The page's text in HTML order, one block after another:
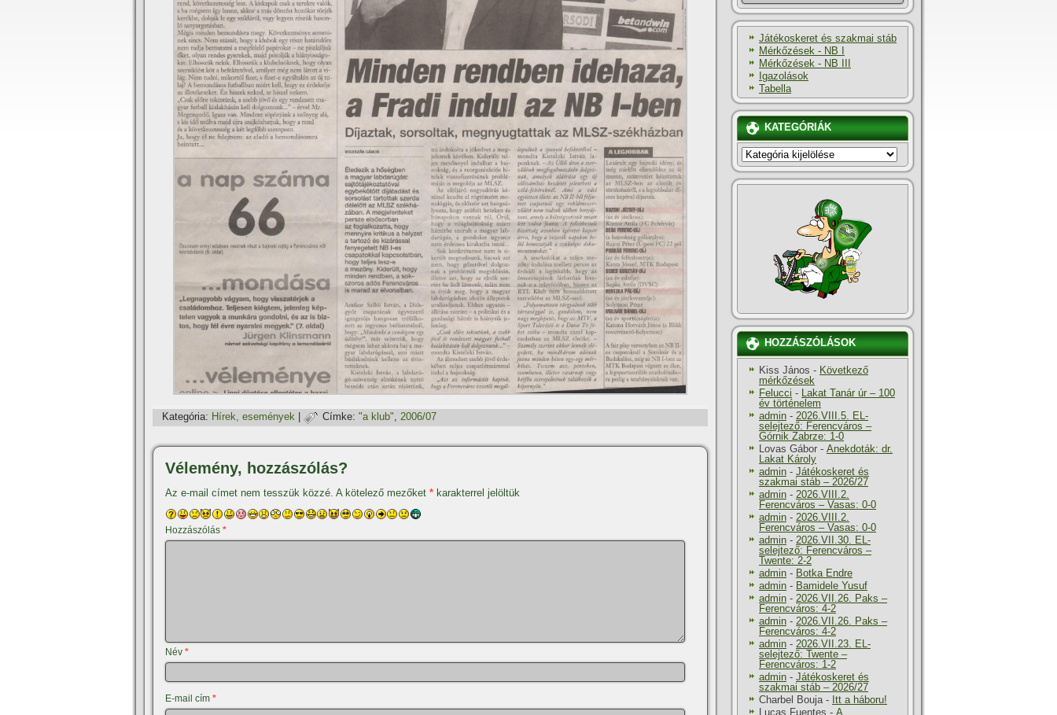
Kategória: Hí­rek, események Címke: "a klub", 2006/07
Vélemény, hozzászólás?
Az e-mail címet nem tesszük közzé. A kötelező mezőket * karakterrel jelöltük
Hozzászólás *
Név *
E-mail cím *
Játékoskeret és szakmai stáb
Mérkőzések - NB I
Mérkőzések - NB III
Igazolások
Tabella
KATEGÓRIÁK
KATEGÓRIÁK
HOZZÁSZÓLÁSOK
Kiss János - Következő
mérkőzések
Felucci - Lakat Tanár úr – 100
év történelem
admin - 2026.VIII.5. EL-
selejtező: Ferencváros –
Górnik Zabrze: 1-0
Lovas Gábor - Anekdoták: dr.
Lakat Károly
admin - Játékoskeret és
szakmai stáb – 2026/27
admin - 2026.VIII.2.
Ferencváros – Vasas: 0-0
admin - 2026.VIII.2.
Ferencváros – Vasas: 0-0
admin - 2026.VII.30. EL-
selejtező: Ferencváros –
Twente: 2-2
admin - Botka Endre
admin - Bamidele Yusuf
admin - 2026.VII.26. Paks –
Ferencváros: 4-2
admin - 2026.VII.26. Paks –
Ferencváros: 4-2
admin - 2026.VII.23. EL-
selejtező: Twente –
Ferencváros: 1-2
admin - Játékoskeret és
szakmai stáb – 2026/27
Charbel Bouja- Itt a háboru!
Lucas Fuentes - A